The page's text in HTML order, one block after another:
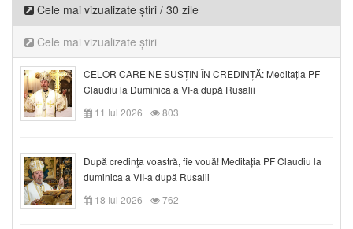
Cele mai vizualizate știri / 30 zile
Cele mai vizualizate știri
CELOR CARE NE SUSȚIN ÎN CREDINȚĂ: Meditația PF
Claudiu la Duminica a VI-a după Rusalii
11 Iul 2026
803
După credinţa voastră, fie vouă! Meditația PF Claudiu la
duminica a VII-a după Rusalii
18 Iul 2026
762